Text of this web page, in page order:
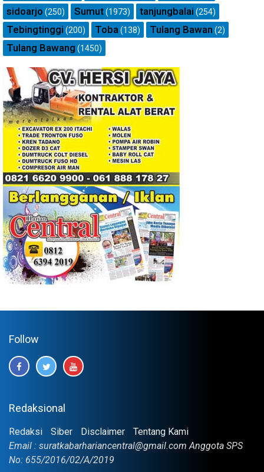
sidoarjo (250) Sumut(1973) tanjungbalai (254)
Tebingtinggi (200) Toba(138) Tulang Bawan (2)
Tulang Bawang (1450)
Follow
Redaksional
Redaksi Siber Disclaimer
Tentang Kami
Email : suratkabarhariancentral@gmail.com Anggota SPS
No: 655/2016/02/A/2019